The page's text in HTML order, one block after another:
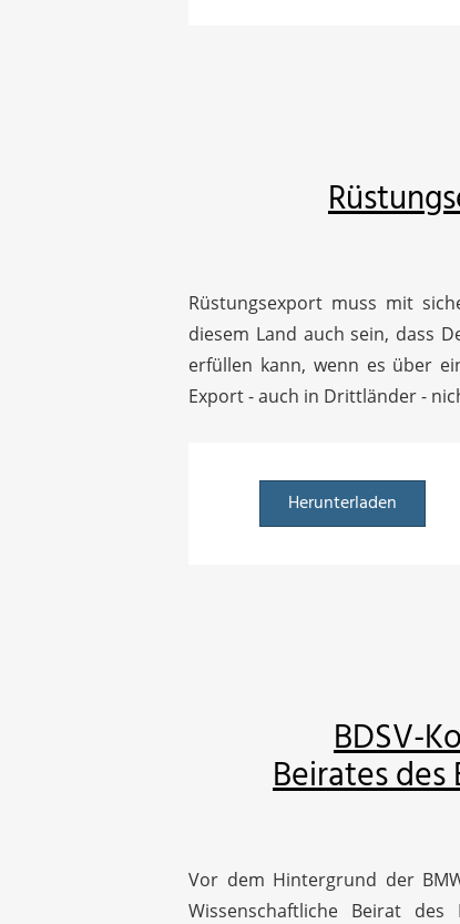
Rüstungsexport muss mit
diesem Land auch sein, dass
erfüllen kann, wenn es über
Export - auch in Drittländer -
Herunterladen
BDSV-
Beirates
Vor dem Hintergrund der
Wissenschaftliche Beirat